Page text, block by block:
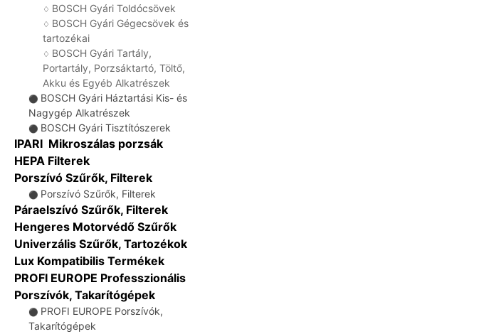
♢ BOSCH Gyári Toldócsövek
♢ BOSCH Gyári Gégecsövek és
tartozékai
♢ BOSCH Gyári Tartály,
Portartály, Porzsáktartó, Töltő,
Akku és Egyéb Alkatrészek
⚫ BOSCH Gyári Háztartási Kis- és
Nagygép Alkatrészek
⚫ BOSCH Gyári Tisztítószerek
IPARI Mikroszálas porzsák
HEPA Filterek
Porszívó Szűrők, Filterek
⚫ Porszívó Szűrők, Filterek
Páraelszívó Szűrők, Filterek
Hengeres Motorvédő Szűrők
Univerzális Szűrők, Tartozékok
Lux Kompatibilis Termékek
PROFI EUROPE Professzionális
Porszívók, Takarítógépek
⚫ PROFI EUROPE Porszívók,
Takarítógépek